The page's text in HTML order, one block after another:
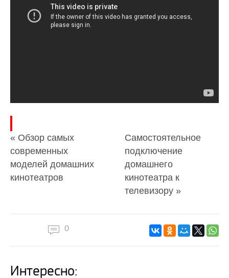
« Обзор самых
современных
моделей домашних
кинотеатров
Самостоятельное
подключение
домашнего
кинотеатра к
телевизору »
0
Интересно: